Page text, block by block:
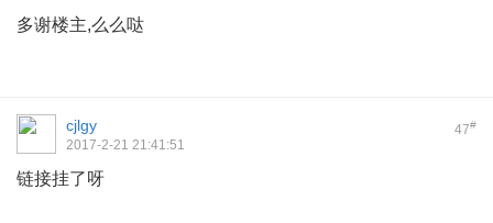
多谢楼主,么么哒
47#
cjlgy
2017-2-21 21:41:51
链接挂了呀